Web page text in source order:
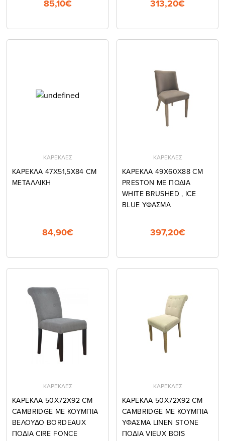
85,10€ 313,20€
ΚΑΡΕΚΛΕΣ
ΚΑΡΕΚΛΑ 47Χ51,5Χ84 CM
ΜΕΤΑΛΛΙΚΗ
84,90€
ΚΑΡΕΚΛΕΣ
ΚΑΡΕΚΛΑ 49Χ60Χ88 CM
PRESTON ME ΠΟΔΙΑ
WHITE BRUSHED , ICE
BLUE ΥΦΑΣΜΑ
397,20€
ΚΑΡΕΚΛΕΣ
ΚΑΡΕΚΛΑ 50X72X92 CM
CAMBRIDGE ΜΕ ΚΟΥΜΠΙΑ
ΒΕΛΟΥΔΟ BORDEAUX
ΠΟΔΙΑ CIRE FONCE
ΚΑΡΕΚΛΕΣ
ΚΑΡΕΚΛΑ 50X72X92 CM
CAMBRIDGE ΜΕ ΚΟΥΜΠΙΑ
ΥΦΑΣΜΑ LINEN STONE
ΠΟΔΙΑ VIEUX BOIS